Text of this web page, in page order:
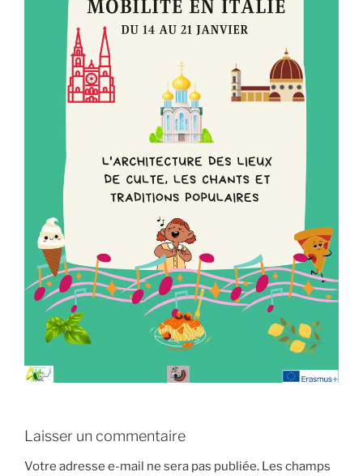
Laisser un commentaire
Votre adresse e-mail ne sera pas publiée. Les champs